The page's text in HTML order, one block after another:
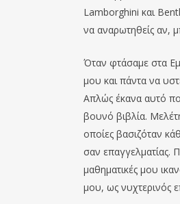
Lamborghini και
να αναρωτηθείς αν,
Όταν φτάσαμε στα
μου και πάντα να
Απλώς έκανα αυτό
βουνό βιβλία.
οποίες βασιζόταν
σαν επαγγελματίας.
μαθηματικές μου
μου, ως νυχτερινός